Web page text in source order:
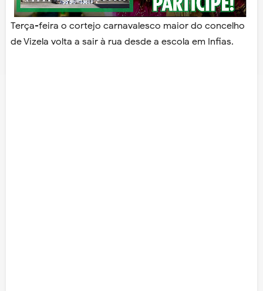
Terça-feira o cortejo carnavalesco maior do concelho
de Vizela volta a sair à rua desde a escola em Infias.